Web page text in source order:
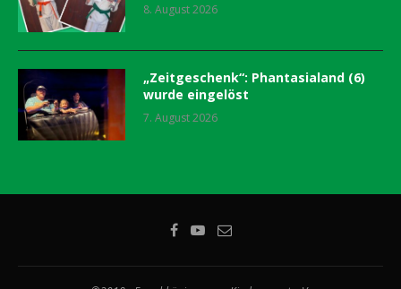
8. August 2026
„Zeitgeschenk“: Phantasialand (6)
wurde eingelöst
7. August 2026